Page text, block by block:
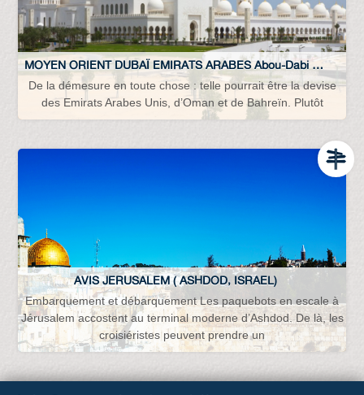
MOYEN ORIENT DUBAÏ EMIRATS ARABES Abou-Dabi Bahreïn Oman…
De la démesure en toute chose : telle pourrait être la devise
des Emirats Arabes Unis, d’Oman et de Bahreïn. Plutôt
AVIS JERUSALEM ( ASHDOD, ISRAEL)
Embarquement et débarquement Les paquebots en escale à
Jérusalem accostent au terminal moderne d’Ashdod. De là, les
croisiéristes peuvent prendre un